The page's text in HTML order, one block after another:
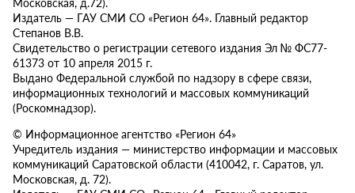
Издатель — ГАУ СМИ СО «Регион 64». Главный редактор
Степанов В.В.
Свидетельство о регистрации сетевого издания Эл № ФС77-
61373 от 10 апреля 2015 г.
Выдано Федеральной службой по надзору в сфере связи,
информационных технологий и массовых коммуникаций
(Роскомнадзор).
© Информационное агентство «Регион 64»
Учредитель издания — министерство информации и массовых
коммуникаций Саратовской области (410042, г. Саратов, ул.
Московская, д. 72).